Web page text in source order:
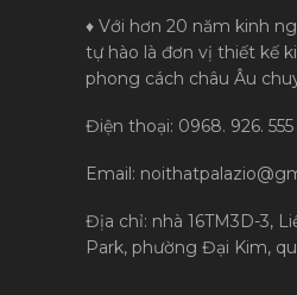
♦ Với hơn 20 năm kinh
tự hào là đơn vị thiết kế
phong cách châu Âu
Điện thoại: 0968. 926. 555
Email:
Địa chỉ: nhà 16TM3D-3,
Park, phường Đại Kim,